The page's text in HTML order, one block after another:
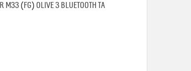
(FG) OLIVE З BLUETOOTH ТА